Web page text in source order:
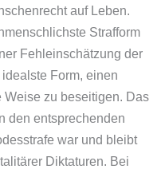
auf Leben.
Strafform
Fehleinschätzung der
Form, einen
zu beseitigen. Das
den entsprechenden
war und bleibt
Diktaturen. Bei